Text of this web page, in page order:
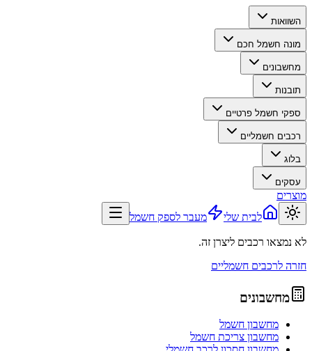
השוואות
מונה חשמל חכם
מחשבונים
תובנות
ספקי חשמל פרטיים
רכבים חשמליים
בלוג
עסקים
מוצרים
לבית שלי
מעבר לספק חשמל
לא נמצאו רכבים ליצרן זה.
חזרה לרכבים חשמליים
מחשבונים
מחשבון חשמל
מחשבון צריכת חשמל